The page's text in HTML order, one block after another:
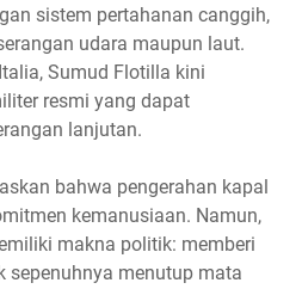
sistem pertahanan canggih,
udara maupun laut.
Sumud Flotilla kini
resmi yang dapat
lanjutan.
bahwa pengerahan kapal
kemanusiaan. Namun,
makna politik: memberi
sepenuhnya menutup mata